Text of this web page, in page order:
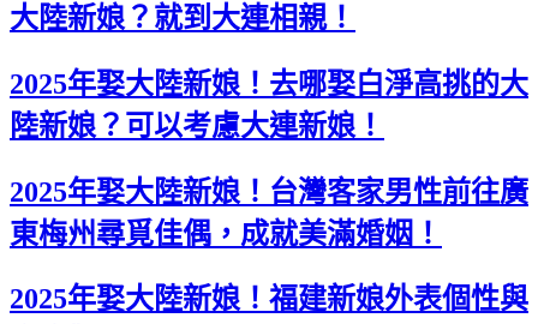
大陸新娘？就到大連相親！
2025年娶大陸新娘！去哪娶白淨高挑的大
陸新娘？可以考慮大連新娘！
2025年娶大陸新娘！台灣客家男性前往廣
東梅州尋覓佳偶，成就美滿婚姻！
2025年娶大陸新娘！福建新娘外表個性與